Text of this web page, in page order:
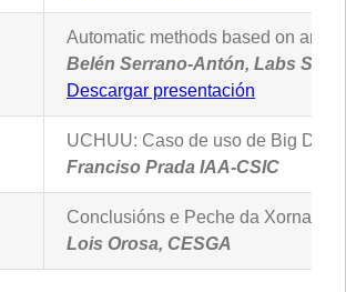
Automatic methods based on
Belén Serrano-Antón, Labs S.L.,
Descargar presentación
UCHUU: Caso de uso de Big Data
Franciso Prada IAA-CSIC
Conclusións e Peche da Xornada
Lois Orosa, CESGA